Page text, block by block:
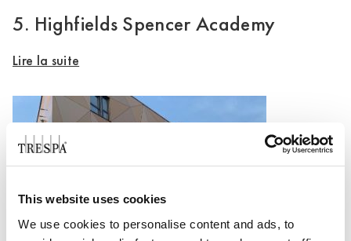
This website uses cookies
We use cookies to personalise content and ads, to
5. Highfields Spencer Academy
Lire la suite